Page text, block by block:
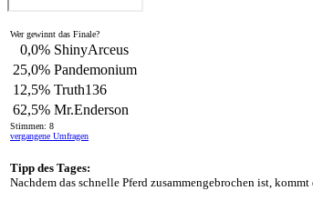
Wer gewinnt das Finale?
0,0% ShinyArceus
25,0% Pandemonium
12,5% Truth136
62,5% Mr.Enderson
Stimmen: 8
vergangene Umfragen
Tipp des Tages:
Nachdem das schnelle Pferd zusammengebrochen ist,